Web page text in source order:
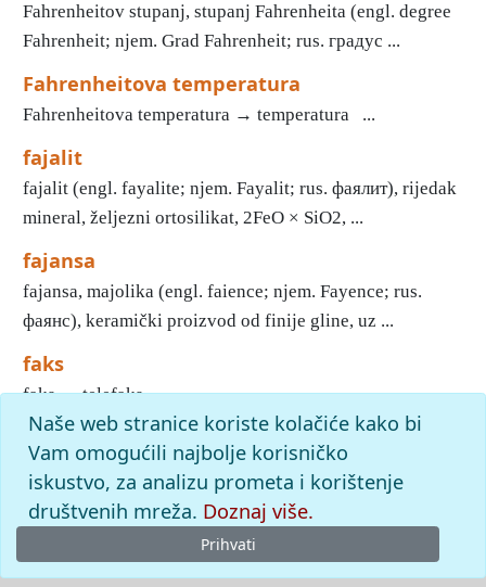
Fahrenheitov stupanj, stupanj Fahrenheita (engl. degree
Fahrenheit; njem. Grad Fahrenheit; rus. градус ...
Fahrenheitova temperatura
Fahrenheitova temperatura → temperatura ...
fajalit
fajalit (engl. fayalite; njem. Fayalit; rus. фаялит), rijedak
mineral, željezni ortosilikat, 2FeO × SiO2, ...
fajansa
fajansa, majolika (engl. faience; njem. Fayence; rus.
фаянс), keramički proizvod od finije gline, uz ...
faks
faks → telefaks ...
slovof: pronađenih odgovora: 312; vrijeme izvršavanja
upita: 12 ms
Naše web stranice koriste kolačiće kako bi
Vam omogućili najbolje korisničko
iskustvo, za analizu prometa i korištenje
društvenih mreža. Doznaj više.
Prihvati
© 2026Leksikografski zavodMiroslav Krleža